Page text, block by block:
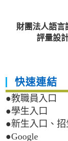
財團法人語
評量設
快速連結
●教職員入口
●學生入口
●新生入口、
●Google